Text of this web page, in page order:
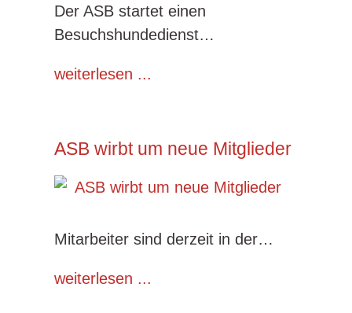
Der ASB startet einen
Besuchshundedienst…
weiterlesen ...
ASB wirbt um neue Mitglieder
Mitarbeiter sind derzeit in der…
weiterlesen ...